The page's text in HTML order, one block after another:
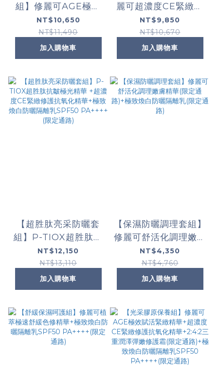
組】修麗可AGE極效
賦活緊緻精華+2:4:2三
重潤澤彈嫩修護霜(限
定通路)
NT$10,650
NT$11,490
加入購物車
麗可超濃度CE緊緻修
護抗氧化精華+淨膚淡
斑發光精華高濃縮版
(限定通路)
NT$9,850
NT$10,670
加入購物車
【超胜肽亮采防曬套
組】P-TIOX超胜肽抗
皺極光精華 +超濃度
CE緊緻修護抗氧化精
華+極致煥白防曬隔離
乳SPF50 PA++++(限
NT$12,150
NT$13,110
加入購物車
【保濕防曬調理套組】
修麗可舒活化調理嫩膚
精華(限定通路)+極致
煥白防曬隔離乳(限定
通路)
NT$4,350
NT$4,760
加入購物車